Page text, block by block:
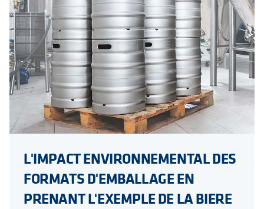
L'IMPACT ENVIRONNEMENTAL DES
FORMATS D'EMBALLAGE EN
PRENANT L'EXEMPLE DE LA BIERE